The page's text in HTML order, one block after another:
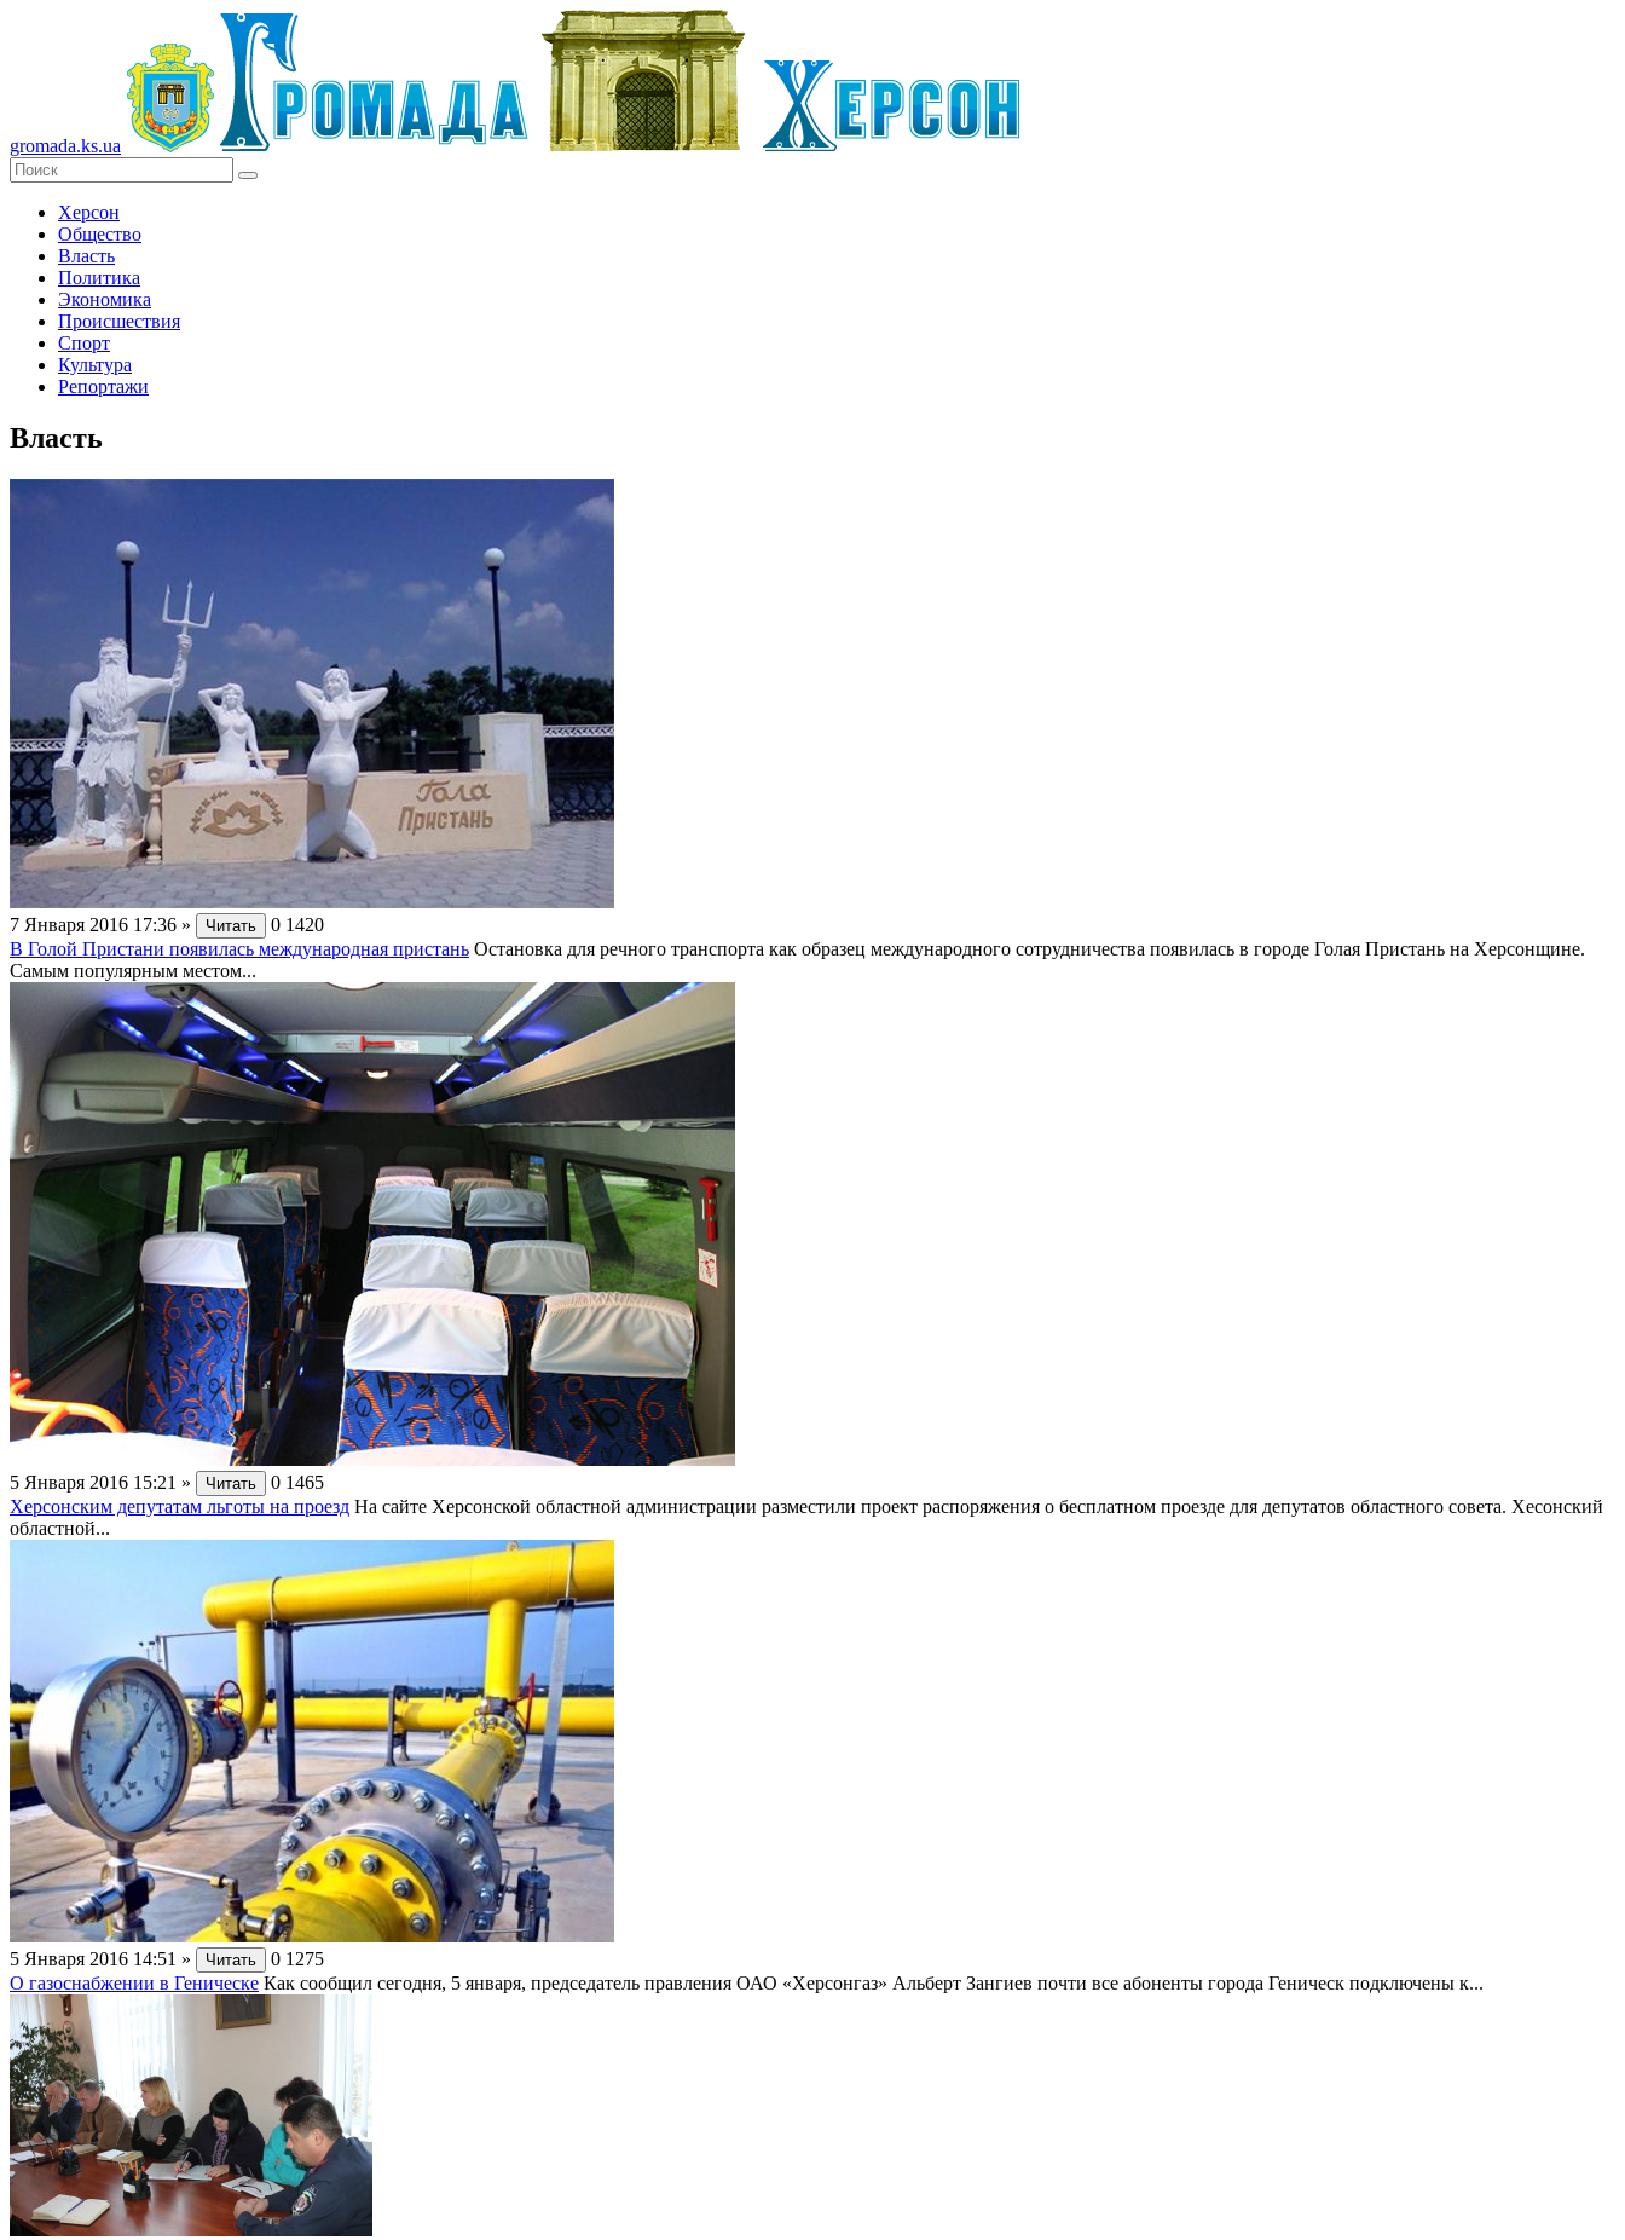
gromada.ks.ua
Херсон
Общество
Власть
Политика
Экономика
Происшествия
Спорт
Культура
Репортажи
Власть
7 Января 2016 17:36 » Читать 0 1420
В Голой Пристани появилась международная пристань Остановка для речного транспорта как образец международного сотрудничества появилась в городе Голая Пристань на Херсонщине.
Самым популярным местом...
5 Января 2016 15:21 » Читать 0 1465
Херсонским депутатам льготы на проезд На сайте Херсонской областной администрации разместили проект распоряжения о бесплатном проезде для депутатов областного совета. Хесонский
областной...
5 Января 2016 14:51 » Читать 0 1275
О газоснабжении в Геническе Как сообщил сегодня, 5 января, председатель правления ОАО «Херсонгаз» Альберт Зангиев почти все абоненты города Геническ подключены к...